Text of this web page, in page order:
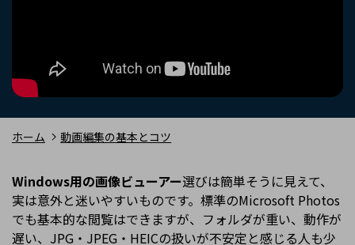
ホーム 動画編集の基本とコツ
Windows用の画像ビューアー選びは簡単そうに見えて、
実は意外と迷いやすいものです。標準のMicrosoft Photos
でも基本的な閲覧はできますが、フォルダが重い、動作が
遅い、JPG・JPEG・HEICの扱いが不安定と感じる人も少